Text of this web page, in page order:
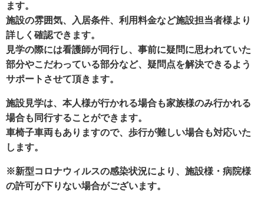
ます。
施設の雰囲気、入居条件、利用料金など施設担当者様より
詳しく確認できます。
見学の際には看護師が同行し、事前に疑問に思われていた
部分やこだわっている部分など、疑問点を解決できるよう
サポートさせて頂きます。
施設見学は、本人様が行かれる場合も家族様のみ行かれる
場合も同行することができます。
車椅子車両もありますので、歩行が難しい場合も対応いた
します。
※新型コロナウィルスの感染状況により、施設様・病院様
の許可が下りない場合がございます。